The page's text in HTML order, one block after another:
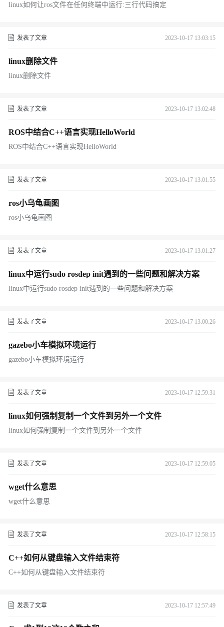
linux如何让ros文件在任何终端中运行:三行代码搞定
发表了文章 2023-10-17 13:03:15
linux删除文件
linux删除文件
发表了文章 2023-10-17 13:02:48
ROS中结合C++语言实现HelloWorld
ROS中结合C++语言实现HelloWorld
发表了文章 2023-10-17 13:01:55
ros小乌龟画图
ros小乌龟画图
发表了文章 2023-10-17 13:01:27
linux中运行sudo rosdep init遇到的一些问题和解决方案
linux中运行sudo rosdep init遇到的一些问题和解决方案
发表了文章 2023-10-17 13:00:26
gazebo小车模拟环境运行
gazebo小车模拟环境运行
发表了文章 2023-10-17 12:59:31
linux如何强制复制一个文件到另外一个文件
linux如何强制复制一个文件到另外一个文件
发表了文章 2023-10-17 12:59:05
wget什么意思
wget什么意思
发表了文章 2023-10-17 12:58:15
C++如何从键盘输入文件结束符
C++如何从键盘输入文件结束符
发表了文章 2023-10-17 12:57:49